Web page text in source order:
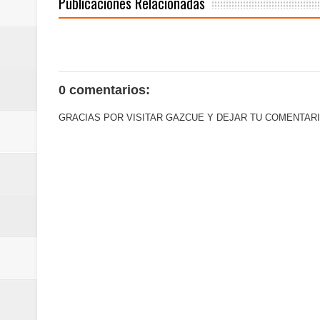
0 comentarios:
GRACIAS POR VISITAR GAZCUE Y DEJAR TU